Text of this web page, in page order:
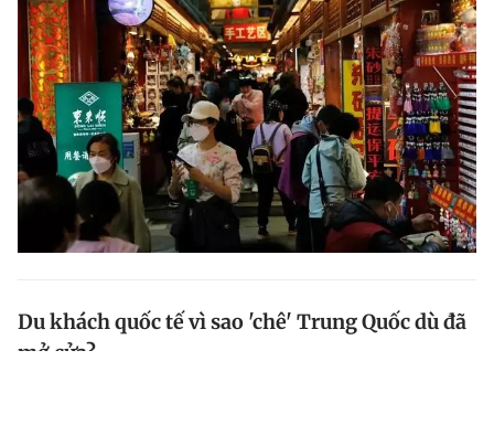
Du khách quốc tế vì sao 'chê' Trung Quốc dù đã
mở cửa?